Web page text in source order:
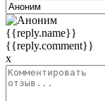
{{reply.name}}
{{reply.comment}}
x